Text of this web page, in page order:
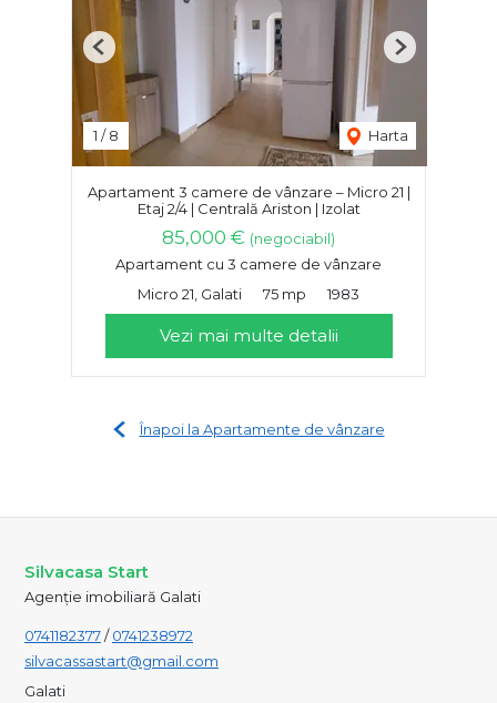
1 /8 Harta
Previous Next
Apartament 3 camere de vânzare – Micro 21 |
Etaj 2/4 | Centrală Ariston | Izolat
85,000 € (negociabil)
Apartament cu 3 camere de vânzare
Micro 21, Galati
75 mp 1983
Vezi mai multe detalii
Înapoi la Apartamente de vânzare
Silvacasa Start
Agenție imobiliară Galati
0741182377/0741238972
silvacassastart@gmail.com
Galati